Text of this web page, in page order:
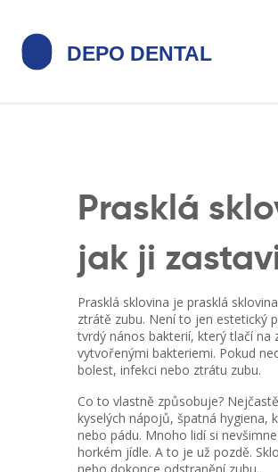
Prasklá
jak ji
Prasklá sklovina je prasklá sklovina
ztrátě zubu. Není to jen estetický
tvrdý nános bakterií, který tlačí
vytvořenými bakteriemi. Pokud
bolest, infekci nebo ztrátu zubu.
Co to vlastně způsobuje?
kyselých nápojů, špatná hygiena,
nebo pádu. Mnoho lidí si
horkém jídle. A to je už pozdě.